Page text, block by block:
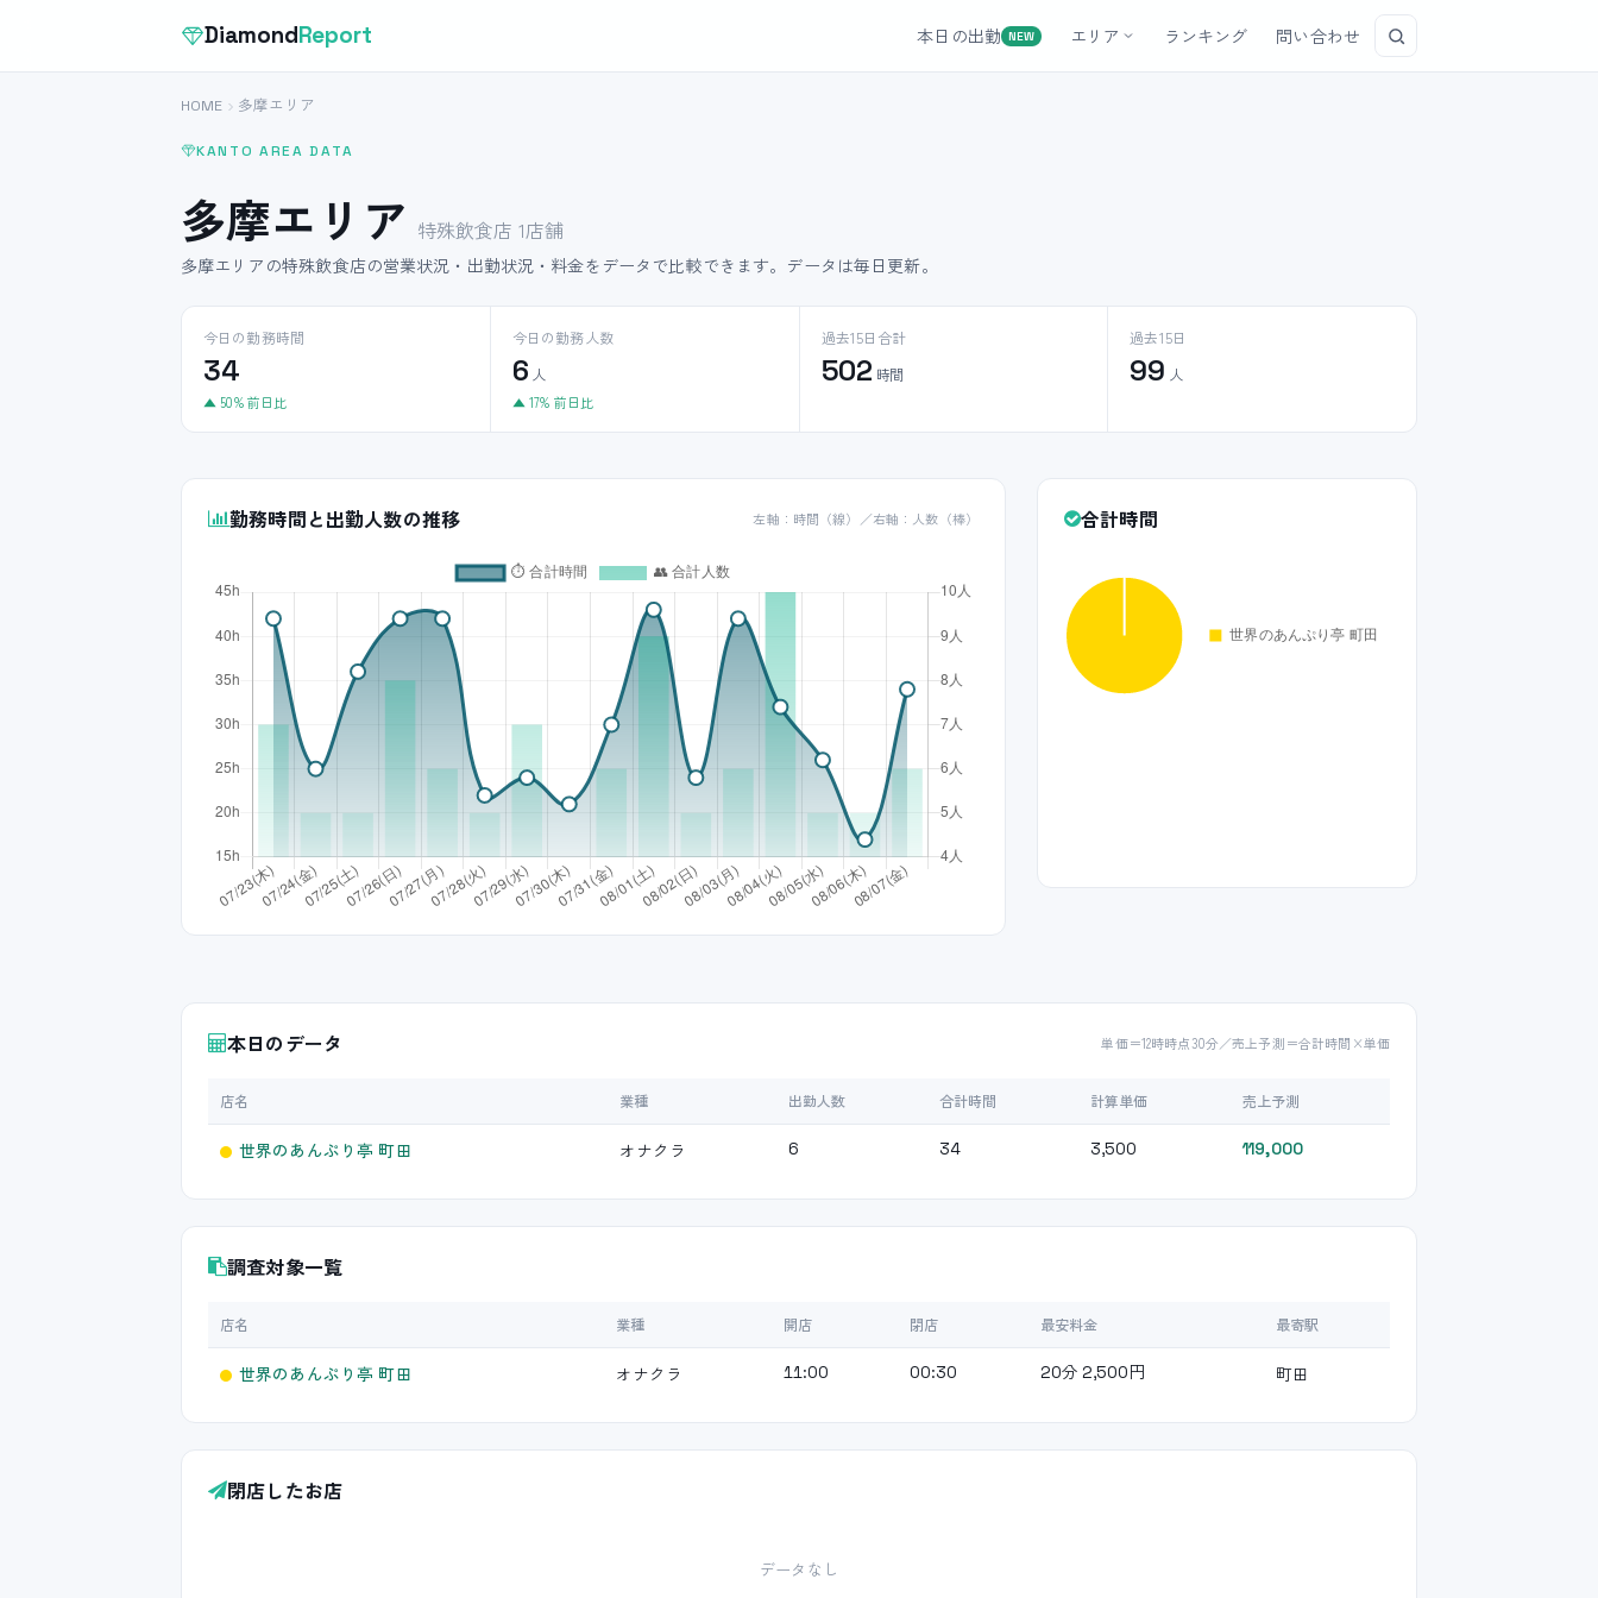
DiamondReport 本日の出勤 NEW エリア ランキング 問い合わせ
HOME 多摩エリア
KANTO AREA DATA
多摩エリア 特殊飲食店 1店舗
多摩エリアの特殊飲食店の営業状況・出勤状況・料金をデータで比較できます。データは毎日更新。
今日の勤務時間
34
▲ 50% 前日比
今日の勤務人数
6 人
▲ 17% 前日比
過去15日合計
502 時間
過去15日
99 人
勤務時間と出勤人数の推移 左軸：時間（線）／右軸：人数（棒） 合計時間
本日のデータ 単価＝12時時点30分／売上予測＝合計時間×単価
店名 業種 出勤人数 合計時間 計算単価 売上予測
世界のあんぷり亭 町田 オナクラ 6 34 3,500 119,000
調査対象一覧
店名 業種 開店 閉店 最安料金 最寄駅
世界のあんぷり亭 町田 オナクラ 11:00 00:30 20分 2,500円 町田
閉店したお店
データなし